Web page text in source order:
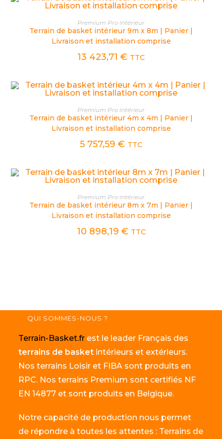
CHOIX DES OPTIONS
Premium Pro intérieur
Terrain de basket intérieur 9m x 8m | Panier |
Livraison et installation comprise
13 423,71 € TTC
CHOIX DES OPTIONS
Premium Pro intérieur
Terrain de basket intérieur 4m x 4m | Panier |
Livraison et installation comprise
5 757,59 € TTC
CHOIX DES OPTIONS
Premium Pro intérieur
Terrain de basket intérieur 8m x 7m | Panier |
Livraison et installation comprise
10 898,19 € TTC
QUI SOMMES-NOUS ?
Terrain-Basket.fr est le leader Français des
terrains de basket intérieurs et extérieurs.
Nos terrains Loisir et FIBA sont produits en
RPC. Nos terrains Premium sont certifiés NF
EN 14877 et sont produits en Belgique.
Notre capacité de production nous permet
de répondre à toutes les attentes : Terrains de